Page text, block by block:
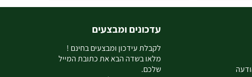
הודעה
עדכונים ומבצעים
לקבלת עידכון ומבצעים בחינם !
מלאו בשדה הבא את כתובת המייל
שלכם.